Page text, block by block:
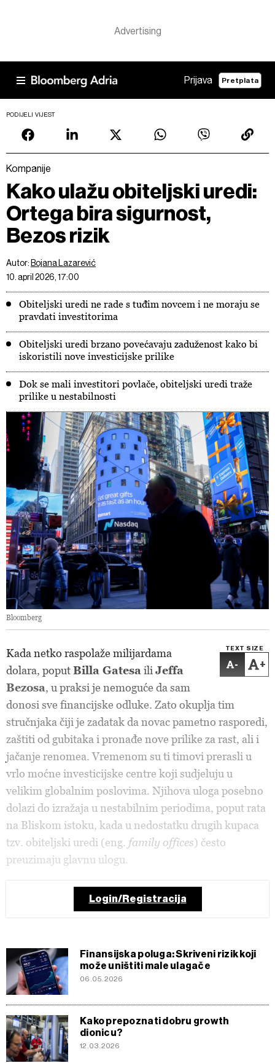
Prijava Pretplata
PODIJELI VIJEST
Kompanije
Kako ulažu obiteljski uredi:
Ortega bira sigurnost,
Bezos rizik
Autor: Bojana Lazarević
10. april 2026, 17:00
Obiteljski uredi ne rade s tuđim novcem i ne moraju se
pravdati investitorima
Obiteljski uredi brzano povećavaju zaduženost kako bi
iskoristili nove investicijske prilike
Dok se mali investitori povlače, obiteljski uredi traže
prilike u nestabilnosti
Bloomberg
TEXT SIZE
- +
Kada netko raspolaže milijardama
dolara, poputBilla Gatesa ili Jeffa
Bezosa, u praksi je nemoguće da sam
donosi sve financijske odluke. Zato okuplja tim
stručnjaka čiji je zadatak da novac pametno rasporedi,
zaštiti od gubitaka i pronađe nove prilike za rast, ali i
jačanje renomea. Vremenom su ti timovi prerasli u
vrlo moćne investicijske centre koji sudjeluju u
velikim globalnim poslovima. Njihova uloga posebno
dolazi do izražaja u nestabilnim periodima, poput rata
na Bliskom istoku, kada u nedostatku drugih kupaca
tzv. obiteljski uredi (eng. family offices) često
preuzimaju glavnu ulogu.
Login/Registracija
Finansijska poluga: Skriveni rizik koji
može uništiti male ulagače
06.05.2026
Kako prepoznati dobru growth
dionicu?
12.03.2026